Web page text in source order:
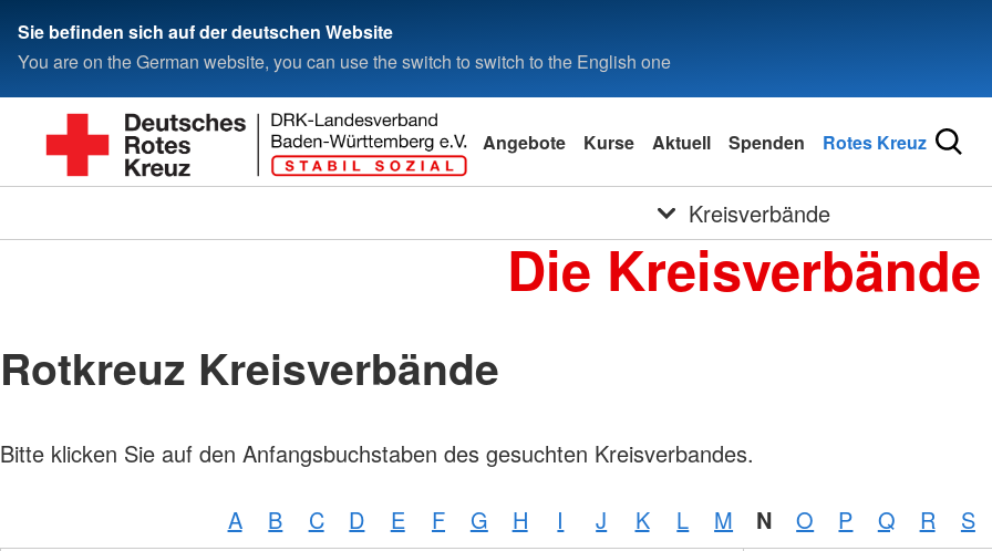
Sie befinden sich auf der deutschen Website
You are on the German website, you can use the switch to switch to the English one
Angebote Kurse Aktuell Spenden Rotes Kreuz
Kreisverbände
Die Kreisverbände
Rotkreuz Kreisverbände
Bitte klicken Sie auf den Anfangsbuchstaben des gesuchten Kreisverbandes.
A B C D E F G H I J K L M N O P Q R S